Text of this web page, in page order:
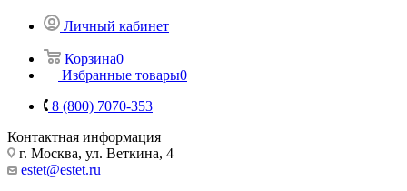
Личный кабинет
Корзина0
Избранные товары0
8 (800) 7070-353
Контактная информация
г. Москва, ул. Веткина, 4
estet@estet.ru